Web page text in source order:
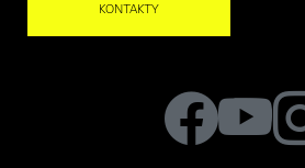
KONTAKTY